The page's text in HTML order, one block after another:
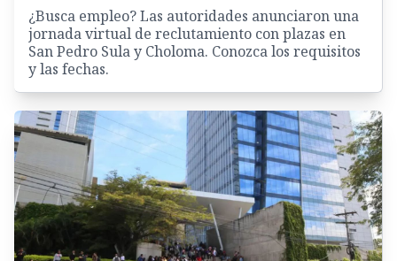
¿Busca empleo? Las autoridades anunciaron una
jornada virtual de reclutamiento con plazas en
San Pedro Sula y Choloma. Conozca los requisitos
y las fechas.